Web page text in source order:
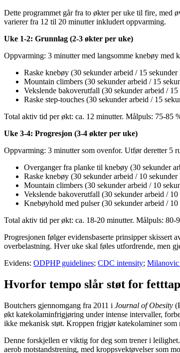
Dette programmet går fra to økter per uke til fire, med
varierer fra 12 til 20 minutter inkludert oppvarming.
Uke 1-2: Grunnlag (2-3 økter per uke)
Oppvarming: 3 minutter med langsomme knebøy med
Raske knebøy (30 sekunder arbeid / 15
Mountain climbers (30 sekunder arbeid / 15
Vekslende bakoverutfall (30 sekunder arbeid /
Raske step-touches (30 sekunder arbeid / 15
Total aktiv tid per økt: ca. 12 minutter. Målpuls: 75-85
Uke 3-4: Progresjon (3-4 økter per uke)
Oppvarming: 3 minutter som ovenfor. Utfør deretter 5
Overganger fra planke til knebøy (30 sekunder
Raske knebøy (30 sekunder arbeid / 10
Mountain climbers (30 sekunder arbeid / 10
Vekslende bakoverutfall (30 sekunder arbeid /
Knebøyhold med pulser (30 sekunder arbeid /
Total aktiv tid per økt: ca. 18-20 minutter. Målpuls: 80-
Progresjonen følger evidensbaserte prinsipper
overbelastning. Hver uke skal føles utfordrende, men
Evidens: ODPHP guidelines; CDC intensity; Milanovic
Hvorfor tempo slår støt for fetttap
Boutchers gjennomgang fra 2011 i Journal of Obesity
økt katekolaminfrigjøring under intense intervaller,
ikke mekanisk støt. Kroppen frigjør katekolaminer som
Denne forskjellen er viktig for deg som trener i
aerob motstandstrening, med kroppsvektøvelser som